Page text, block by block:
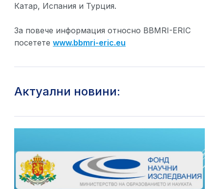
Катар, Испания и Турция.
За повече информация относно BBMRI-ERIC
посететеwww.bbmri-eric.eu
Актуални новини: